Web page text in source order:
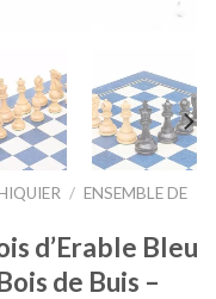
/ ENSEMBLE DE
d’Erable Bleu
de Buis –